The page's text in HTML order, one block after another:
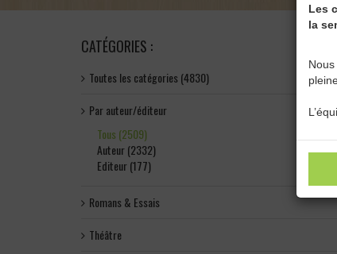
Les
la
CATÉGORIES :
Toutes les catégories (4830)
Par auteur/éditeur
Tous (2509)
Auteur (2332)
Editeur (177)
Romans & Essais
Théâtre